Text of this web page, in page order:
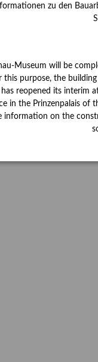
zu den
Museum will be
this purpose, the
reopened its interim
in the Prinzenpalais of
information on the